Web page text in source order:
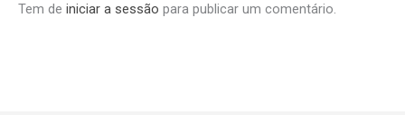
Tem de iniciar a sessão para publicar um comentário.